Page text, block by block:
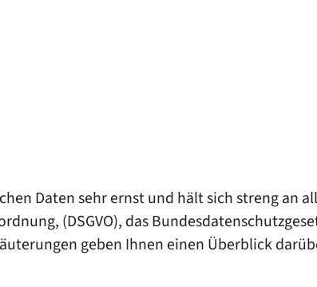
Daten sehr ernst und hält sich streng an
(DSGVO), das
geben Ihnen einen Überblick